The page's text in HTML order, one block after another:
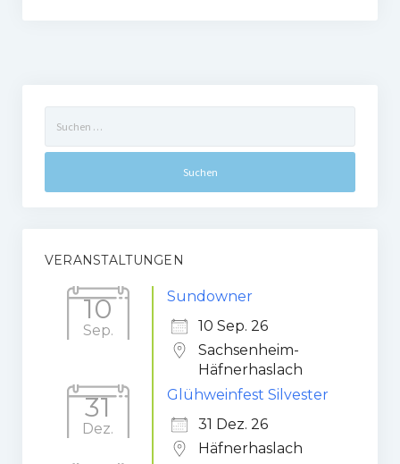
nach:
VERANSTALTUNGEN
10
Sep.
Sundowner
10 Sep. 26
Sachsenheim-
Häfnerhaslach
31
Dez.
Glühweinfest Silvester
31 Dez. 26
Häfnerhaslach